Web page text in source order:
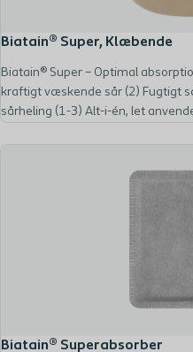
Biatain® Super, Klæbende
Biatain® Super – Optimal
kraftigt væskende sår (2) Fugtigt
sårheling (1-3) Alt-i-én, let
Biatain® Superabsorber